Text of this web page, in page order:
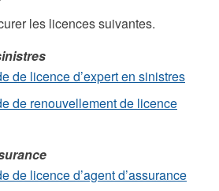
les licences suivantes.
de licence d’expert en sinistres
de renouvellement de licence
de licence d’agent d’assurance